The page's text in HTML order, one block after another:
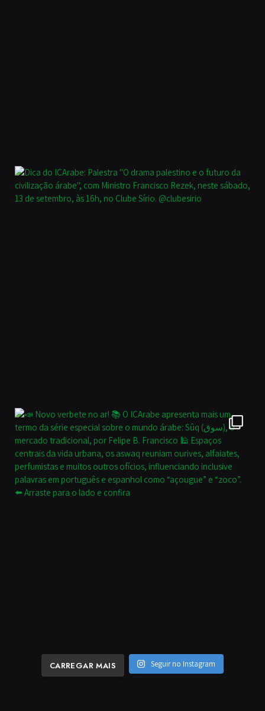
CARREGAR MAIS Seguir no Instagram